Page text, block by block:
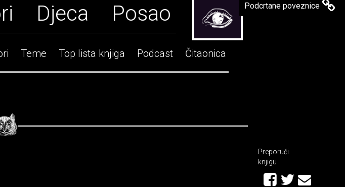
Podcrtane poveznice
Djeca Posao
Teme Top lista knjiga Podcast Čitaonica
Preporuči
knjigu